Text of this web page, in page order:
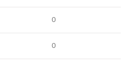
0
0